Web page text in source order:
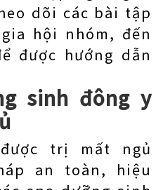
dõi các bài tập
hội nhóm, đến
được hướng dẫn
sinh đông y
trị mất ngủ
an toàn, hiệu